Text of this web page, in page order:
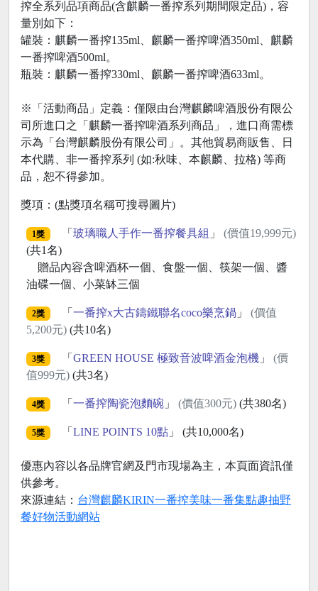
搾全系列品項商品(含麒麟一番搾系列期間限定品)，容
量別如下：
罐裝：麒麟一番搾135ml、麒麟一番搾啤酒350ml、麒麟
一番搾啤酒500ml。
瓶裝：麒麟一番搾330ml、麒麟一番搾啤酒633ml。
※「活動商品」定義：僅限由台灣麒麟啤酒股份有限公
司所進口之「麒麟一番搾啤酒系列商品」，進口商需標
示為「台灣麒麟股份有限公司」。其他貿易商販售、日
本代購、非一番搾系列 (如:秋味、本麒麟、拉格) 等商
品，恕不得參加。
獎項：(點獎項名稱可搜尋圖片)
1獎 「 玻璃職人手作一番搾餐具組 」 (價值19,999元)
(共1名)
贈品內容含啤酒杯一個、食盤一個、筷架一個、醬
油碟一個、小菜缽三個
2獎 「 一番搾x大古鑄鐵聯名coco樂烹鍋」 (價值
5,200元) (共10名)
3獎 「 GREEN HOUSE 極致音波啤酒金泡機」 (價
值999元) (共3名)
4獎 「 一番搾陶瓷泡麵碗」 (價值300元)(共380名)
5獎 「 LINE POINTS 10點」 (共10,000名)
優惠內容以各品牌官網及門市現場為主，本頁面資訊僅
供參考。
來源連結： 台灣麒麟KIRIN一番搾美味一番集點趣抽野
餐好物活動網站